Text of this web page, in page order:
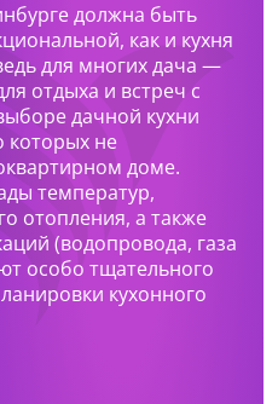
должна быть
как и кухня
для многих дача —
отдыха и встреч с
дачной кухни
которых не
доме.
температур,
отопления, а также
(водопровода, газа
особо тщательного
кухонного
96
Сахарова, 53